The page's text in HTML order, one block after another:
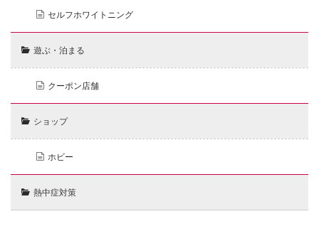
セルフホワイトニング
遊ぶ・泊まる
クーポン店舗
ショップ
ホビー
熱中症対策